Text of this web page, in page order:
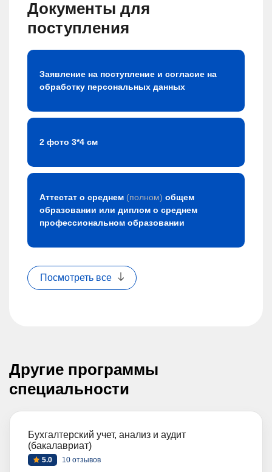
Документы для
поступления
Заявление на поступление и согласие на
обработку персональных данных
2 фото 3*4 см
Аттестат о среднем (полном) общем
образовании или диплом о среднем
профессиональном образовании
Посмотреть все
Другие программы
специальности
Бухгалтерский учет, анализ и аудит
(бакалавриат)
5.0 10 отзывов